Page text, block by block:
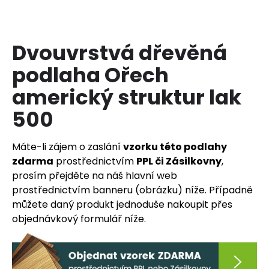
Dvouvrstvá dřevěná
podlaha Ořech
americký struktur lak
500
Máte-li zájem o zaslánívzorku této podlahy
zdarma prostřednictvím PPL či Zásilkovny,
prosím přejděte na náš hlavní web
prostřednictvím banneru (obrázku) níže. Případně
můžete daný produkt jednoduše nakoupit přes
objednávkový formulář níže.
í
t
?
D
o
p
r
u